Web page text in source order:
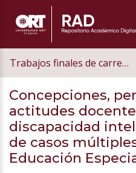
Trabajos finales de carrera de postgrado
Concepciones,
actitudes
discapacidad
de casos
Educación